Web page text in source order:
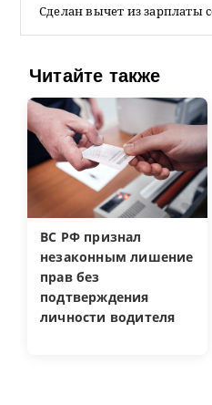
Сделан вычет из зарплаты
Читайте также
ВС РФ признал
незаконным лишение
прав без
подтверждения
личности водителя